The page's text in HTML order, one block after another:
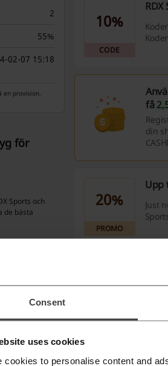
Consent
uses cookies
cookies to personalise content and
10%
CODE
få
din
20%
PROMO
Upp
Just
15%
£40
2
55%
02-07 15:18
en provision.
för
Sports och
de bästa
5BB.